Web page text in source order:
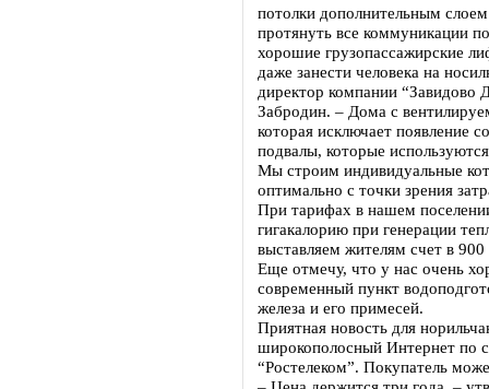
потолки дополнительным
протянуть все коммуникации
хорошие грузопассажирские
даже занести человека на
директор компании “Завидово
Забродин. – Дома с
которая исключает появление
подвалы, которые
Мы строим индивидуальные
оптимально с точки зрения
При тарифах в нашем
гигакалорию при генерации
выставляем жителям счет в
Еще отмечу, что у нас очень
современный пункт
железа и его примесей.
Приятная новость для
широкополосный Интернет по
“Ростелеком”. Покупатель